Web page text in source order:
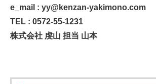
e_mail : yy@kenzan-yakimono.com
TEL : 0572-55-1231
株式会社 虔山 担当 山本